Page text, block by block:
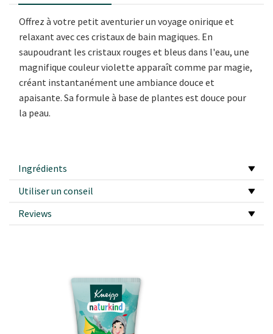
Offrez à votre petit aventurier un voyage onirique et
relaxant avec ces cristaux de bain magiques. En
saupoudrant les cristaux rouges et bleus dans l'eau, une
magnifique couleur violette apparaît comme par magie,
créant instantanément une ambiance douce et
apaisante. Sa formule à base de plantes est douce pour
la peau.
Ingrédients
Utiliser un conseil
Reviews